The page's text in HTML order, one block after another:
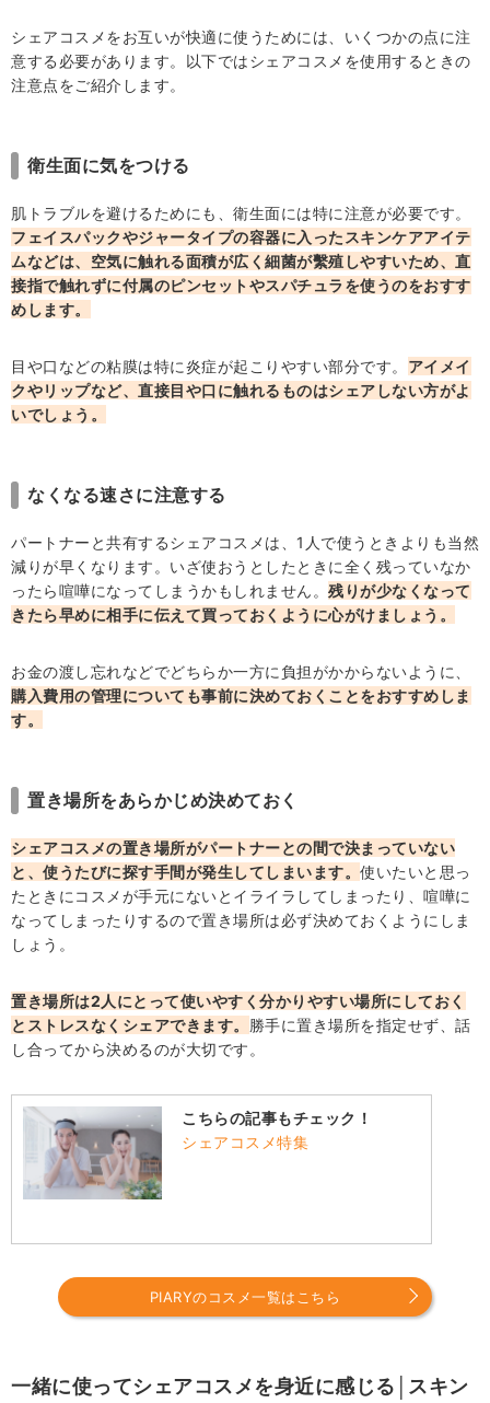
シェアコスメをお互いが快適に使うためには、いくつかの点に注
意する必要があります。以下ではシェアコスメを使用するときの
注意点をご紹介します。
衛生面に気をつける
肌トラブルを避けるためにも、衛生面には特に注意が必要です。
フェイスパックやジャータイプの容器に入ったスキンケアアイテ
ムなどは、空気に触れる面積が広く細菌が繫殖しやすいため、直
接指で触れずに付属のピンセットやスパチュラを使うのをおすす
めします。
目や口などの粘膜は特に炎症が起こりやすい部分です。 アイメイ
クやリップなど、直接目や口に触れるものはシェアしない方がよ
いでしょう。
なくなる速さに注意する
パートナーと共有するシェアコスメは、1人で使うときよりも当然
減りが早くなります。いざ使おうとしたときに全く残っていなか
ったら喧嘩になってしまうかもしれません。 残りが少なくなって
きたら早めに相手に伝えて買っておくように心がけましょう。
お金の渡し忘れなどでどちらか一方に負担がかからないように、
購入費用の管理についても事前に決めておくことをおすすめしま
す。
置き場所をあらかじめ決めておく
シェアコスメの置き場所がパートナーとの間で決まっていない
と、使うたびに探す手間が発生してしまいます。 使いたいと思っ
たときにコスメが手元にないとイライラしてしまったり、喧嘩に
なってしまったりするので置き場所は必ず決めておくようにしま
しょう。
置き場所は2人にとって使いやすく分かりやすい場所にしておく
とストレスなくシェアできます。 勝手に置き場所を指定せず、話
し合ってから決めるのが大切です。
こちらの記事もチェック！
シェアコスメ特集
PIARYのコスメ一覧はこちら
一緒に使ってシェアコスメを身近に感じる│スキン